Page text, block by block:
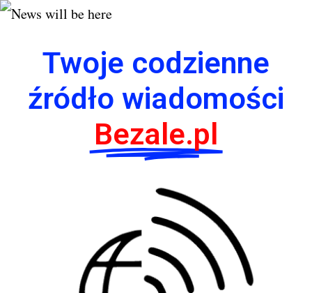
Twoje codzienne
źródło wiadomości
Bezale.pl